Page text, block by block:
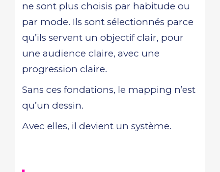
ne sont plus choisis par habitude ou
par mode. Ils sont sélectionnés parce
qu’ils servent un objectif clair, pour
une audience claire, avec une
progression claire.
Sans ces fondations, le mapping n’est
qu’un dessin.
Avec elles, il devient un système.